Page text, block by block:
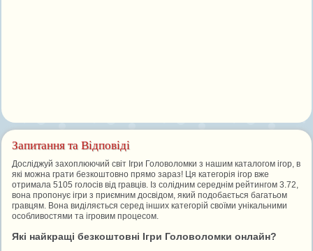
Запитання та Відповіді
Досліджуй захоплюючий світ Ігри Головоломки з нашим каталогом ігор, в
які можна грати безкоштовно прямо зараз! Ця категорія ігор вже
отримала 5105 голосів від гравців. Із солідним середнім рейтингом 3.72,
вона пропонує ігри з приємним досвідом, який подобається багатьом
гравцям. Вона виділяється серед інших категорій своїми унікальними
особливостями та ігровим процесом.
Які найкращі безкоштовні Ігри Головоломки онлайн?